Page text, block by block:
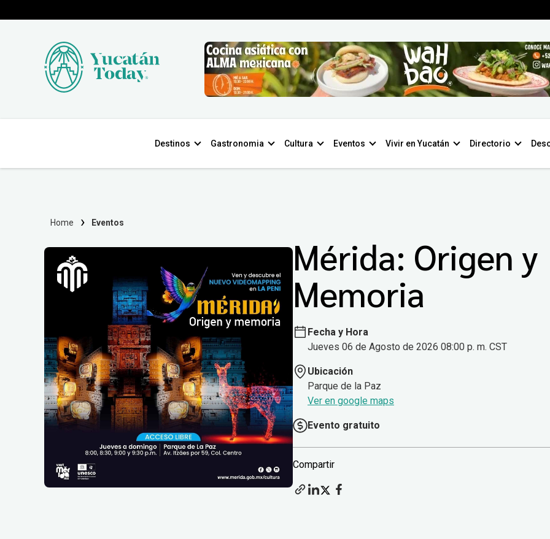
Destinos Gastronomia Cultura Eventos Vivir en Yucatán Directorio
Home Eventos
Mérida: Origen y
Memoria
Fecha y Hora
Jueves 06 de Agosto de 2026 08:00 p. m. CST
Ubicación
Parque de la Paz
Ver en google maps
Evento gratuito
Compartir